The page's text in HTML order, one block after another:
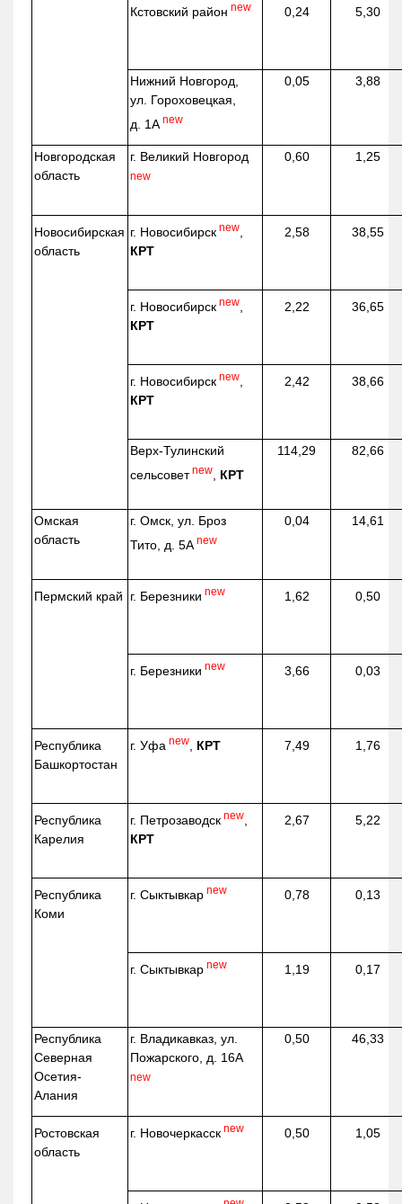
Кстовский район new 0,24 5,30
Нижний Новгород,
ул. Гороховецкая,
д. 1А new
0,05 3,88
Новгородская
область
г. Великий Новгород
new
0,60 1,25
Новосибирская
область
г. Новосибирск new
КРТ
2,58 38,55
г. Новосибирск new
КРТ
2,22 36,65
г. Новосибирск new
КРТ
2,42 38,66
Верх-Тулинский
сельсовет new КРТ
114,29 82,66
Омская
область
г. Омск, ул. Броз
Тито, д. 5А new
0,04 14,61
Пермский край г. Березники new 1,62 0,50
г. Березники new 3,66 0,03
Республика
Башкортостан
г. Уфа new КРТ 7,49 1,76
Республика
Карелия
г. Петрозаводск new
КРТ
2,67 5,22
Республика
Коми
г. Сыктывкар new 0,78 0,13
г. Сыктывкар new 1,19 0,17
Республика
Северная
Осетия-
Алания
г. Владикавказ, ул.
Пожарского, д. 16А
new
0,50 46,33
Ростовская
область
г. Новочеркасск new 0,50 1,05